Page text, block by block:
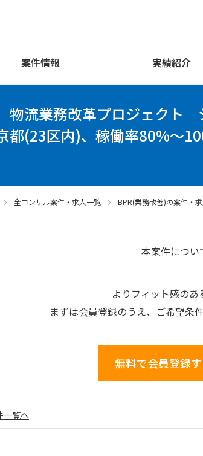
案件情報 実績紹介
流業務改革プロジェクト
都(23区内)、稼働率80%～
全コンサル案件・求人一覧 BPR(業務改善)の案件・
本案件につい
よりフィット感のあ
まずは会員登録のうえ、 ご希望条
無料で会員登録
一覧へ